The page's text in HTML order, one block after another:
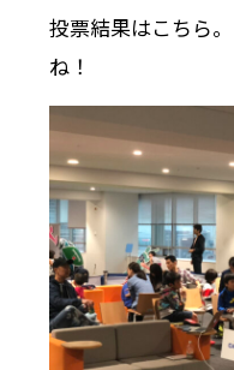
投票結果はこちら。
ね！